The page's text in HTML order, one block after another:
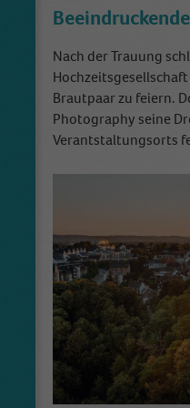
Nach der Trauung
Brautpaar zu feiern.
Photography seine
Verantstaltungsorts
Zweck
The cookie
session,
usage for
cookies
assign a
Anbieter Google
Laufzeit 1 Tag
This cookie
The
how
creating